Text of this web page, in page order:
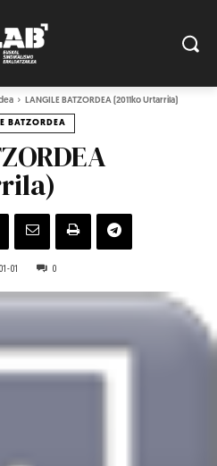
LANGILE BATZORDEA (2011ko Urtarrila)
BATZORDEA
01 0